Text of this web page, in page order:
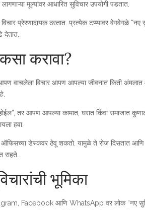
मूल्यांवर आधारित सुविचार उपयोगी पडतात.
प्रेरणादायक ठरतात. प्रत्येक टप्प्यावर वेगवेगळे “नए
देतात.
करावा?
वाचलेला विचार आपण आपल्या जीवनात किती
तर आपण आपल्या कामात, घरात किंवा समाजात
हवा.
डेस्कवर ठेवू शकतो. यामुळे ते रोज दिसतात
राहते.
भूमिका
Facebook आणि WhatsApp वर लोक “नए